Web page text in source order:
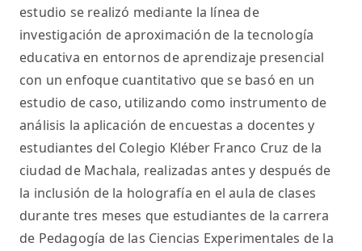
estudio se realizó mediante la línea de
investigación de aproximación de la tecnología
educativa en entornos de aprendizaje presencial
con un enfoque cuantitativo que se basó en un
estudio de caso, utilizando como instrumento de
análisis la aplicación de encuestas a docentes y
estudiantes del Colegio Kléber Franco Cruz de la
ciudad de Machala, realizadas antes y después de
la inclusión de la holografía en el aula de clases
durante tres meses que estudiantes de la carrera
de Pedagogía de las Ciencias Experimentales de la